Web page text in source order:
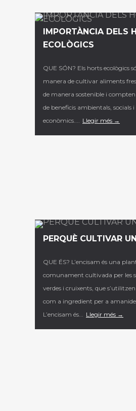
IMPORTÀNCIA DELS
ECOLÒGICS
QUE SÓN? Els horts ecològics
manera de cultivar aliments
de manera sostenible i
de beneficis ambientals, socials i
econòmics....
Llegir més →
PERQUÈ CULTIVAR
QUE ÉS? L’encisam és una
comunament cultivada per les
verdes i cruixents, que
com a ingredient per a
L’encisam és...
Llegir més →